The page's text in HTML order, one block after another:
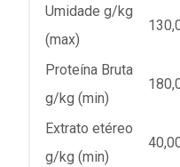
Umidade g/kg
(max)
Proteína Bruta
g/kg (min)
Extrato etéreo
g/kg (min)